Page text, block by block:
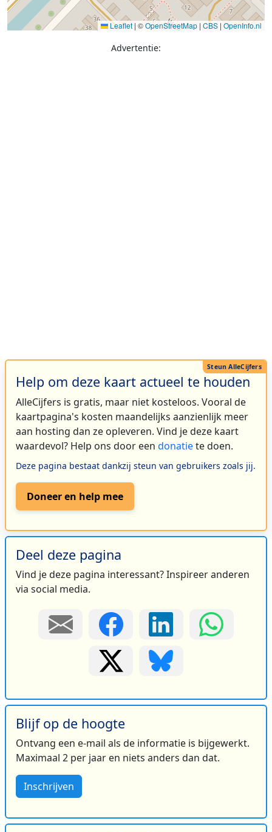
Leaflet | ©OpenStreetMap | CBS | OpenInfo.nl
Advertentie:
Help om deze kaart actueel te houden
AlleCijfers is gratis, maar niet kosteloos. Vooral de
kaartpagina's kosten maandelijks aanzienlijk meer
aan hosting dan ze opleveren. Vind je deze kaart
waardevol? Help ons door een donatiete doen.
Deze pagina bestaat dankzij steun van gebruikers zoals jij.
Doneer en help mee
Deel deze pagina
Vind je deze pagina interessant? Inspireer anderen
via social media.
Blijf op de hoogte
Ontvang een e-mail als de informatie is bijgewerkt.
Maximaal 2 per jaar en niets anders dan dat.
Inschrijven